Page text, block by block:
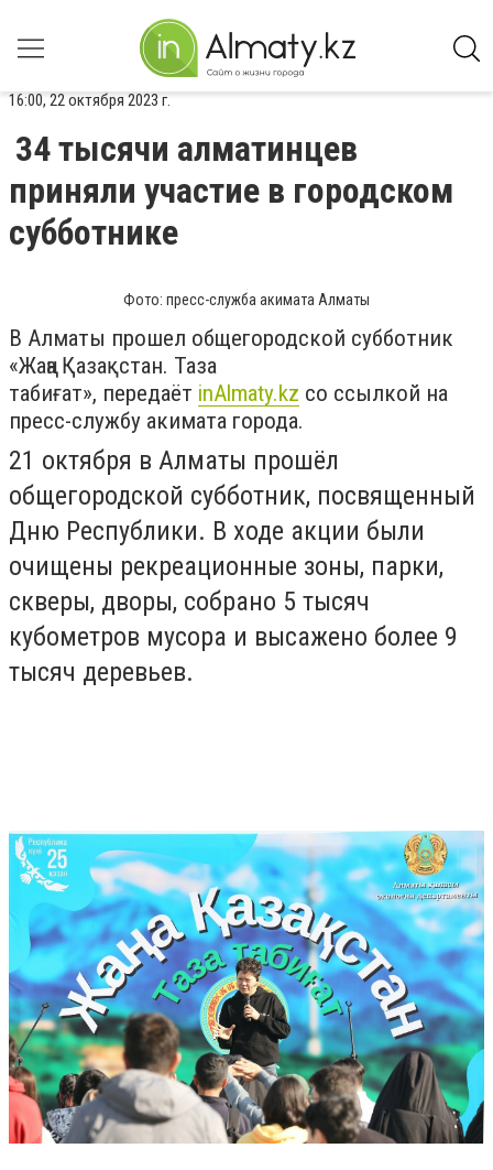
16:00, 22 октября 2023 г.
34 тысячи алматинцев
приняли участие в городском
субботнике
Фото: пресс-служба акимата Алматы
В Алматы прошел общегородской субботник
«Жаңа Қазақстан. Таза
табиғат», передаёт inАlmaty.kz со ссылкой на
пресс-службу акимата города.
21 октября в Алматы прошёл
общегородской субботник, посвященный
Дню Республики. В ходе акции были
очищены рекреационные зоны, парки,
скверы, дворы, собрано 5 тысяч
кубометров мусора и высажено более 9
тысяч деревьев.